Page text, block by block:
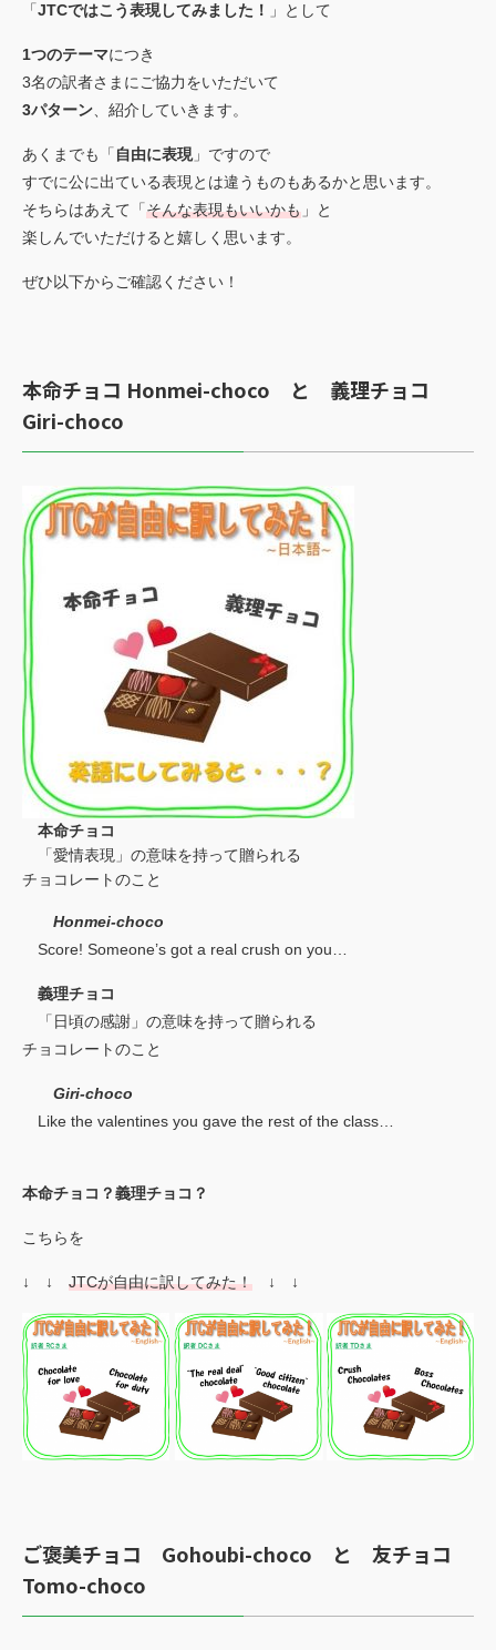
「JTCではこう表現してみました！ 」として
1つのテーマにつき
3名の訳者さまにご協力をいただいて
3パターン、紹介していきます。
あくまでも「 自由に表現」ですので
すでに公に出ている表現とは違うものもあるかと思います。
そちらはあえて「そんな表現もいいかも 」と
楽しんでいただけると嬉しく思います。
ぜひ以下からご確認ください！
本命チョコ Honmei-choco と 義理チョコ
Giri-choco
本命チョコ
「愛情表現」の意味を持って贈られる
チョコレートのこと
Honmei-choco
Score! Someone’s got a real crush on you…
義理チョコ
「日頃の感謝」の意味を持って贈られる
チョコレートのこと
Giri-choco
Like the valentines you gave the rest of the class…
本命チョコ？義理チョコ？
こちらを
↓ ↓ JTCが自由に訳してみた！ ↓ ↓
ご褒美チョコ Gohoubi-choco と 友チョコ
Tomo-choco